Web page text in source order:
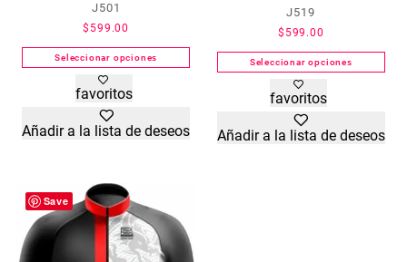
J501
$ 599.00
Seleccionar opciones
Este
producto
tiene
múltiples
opciones
se
pueden
elegir
favoritos
Añadir a la lista de deseos
J519
$ 599.00
Seleccionar opciones
Este
producto
tiene
múltiples
favoritos
Añadir a la lista de deseos
Save